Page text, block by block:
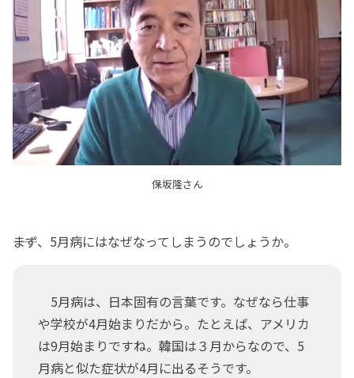
保坂隆さん
――まず、5月病にはなぜなってしまうのでしょうか。
5月病は、日本固有の言葉です。なぜなら仕事
や学校が4月始まりだから。たとえば、アメリカ
は9月始まりですね。韓国は３月からなので、5
月病と似た症状が4月に出るそうです。